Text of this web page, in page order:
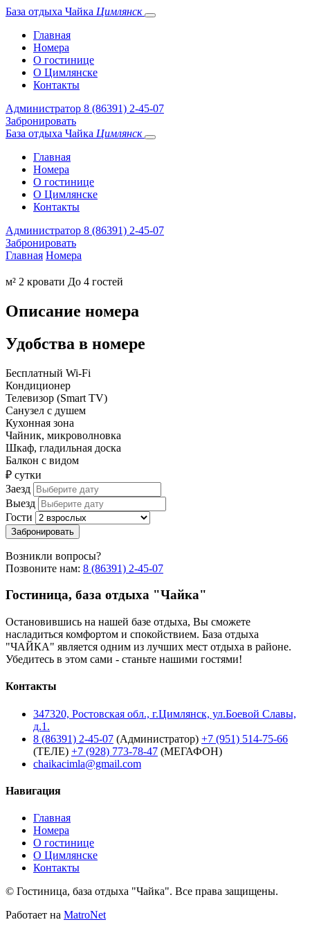
База отдыха Чайка Цимлянск
Главная
Номера
О гостинице
О Цимлянске
Контакты
Администратор 8 (86391) 2-45-07
Забронировать
База отдыха Чайка Цимлянск
Главная
Номера
О гостинице
О Цимлянске
Контакты
Администратор 8 (86391) 2-45-07
Забронировать
Главная Номера
м² 2 кровати До 4 гостей
Описание номера
Удобства в номере
Бесплатный Wi-Fi
Кондиционер
Телевизор (Smart TV)
Санузел с душем
Кухонная зона
Чайник, микроволновка
Шкаф, гладильная доска
Балкон с видом
₽ сутки
Заезд
Выезд
Гости
Забронировать
Возникли вопросы?
Позвоните нам: 8 (86391) 2-45-07
Гостиница, база отдыха "Чайка"
Остановившись на нашей базе отдыха, Вы сможете
насладиться комфортом и спокойствием. База отдыха
"ЧАЙКА" является одним из лучших мест отдыха в районе.
Убедитесь в этом сами - станьте нашими гостями!
Контакты
347320, Ростовская обл., г.Цимлянск, ул.Боевой Славы,
д.1.
8 (86391) 2-45-07 (Администратор) +7 (951) 514-75-66
(ТЕЛЕ) +7 (928) 773-78-47 (МЕГАФОН)
chaikacimla@gmail.com
Навигация
Главная
Номера
О гостинице
О Цимлянске
Контакты
© Гостиница, база отдыха "Чайка". Все права защищены.
Работает на MatroNet